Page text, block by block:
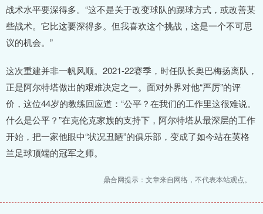
战术水平要深得多。“这不是关于改变球队的踢球方式，或改善某
些战术。它比这要深得多。但我喜欢这个挑战，这是一个不可思
议的机会。”
这次重建并非一帆风顺。2021-22赛季，时任队长奥巴梅扬离队，
正是阿尔特塔做出的艰难决定之一。面对外界对他“严厉”的评
价，这位44岁的教练回应道：“公平？在我们的工作里这很难说。
什么是公平？”在克伦克家族的支持下，阿尔特塔从最深层的工作
开始，把一家他眼中“状况丑陋”的俱乐部，变成了如今站在英格
兰足球顶端的冠军之师。
鼎合网提示：文章来自网络，不代表本站观点。